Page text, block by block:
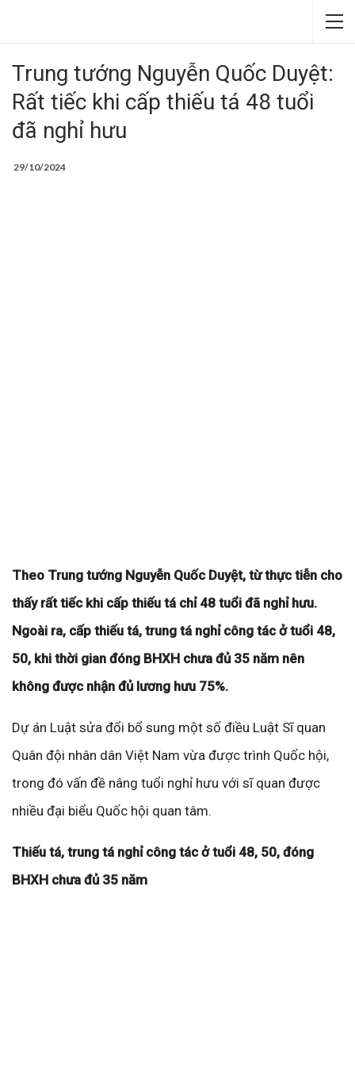
Trung tướng Nguyễn Quốc Duyệt:
Rất tiếc khi cấp thiếu tá 48 tuổi
đã nghỉ hưu
29/10/2024
Theo Trung tướng Nguyễn Quốc Duyệt, từ thực tiễn cho
thấy rất tiếc khi cấp thiếu tá chỉ 48 tuổi đã nghỉ hưu.
Ngoài ra, cấp thiếu tá, trung tá nghỉ công tác ở tuổi 48,
50, khi thời gian đóng BHXH chưa đủ 35 năm nên
không được nhận đủ lương hưu 75%.
Dự án Luật sửa đổi bổ sung một số điều Luật Sĩ quan
Quân đội nhân dân Việt Nam vừa được trình Quốc hội,
trong đó vấn đề nâng tuổi nghỉ hưu với sĩ quan được
nhiều đại biểu Quốc hội quan tâm.
Thiếu tá, trung tá nghỉ công tác ở tuổi 48, 50, đóng
BHXH chưa đủ 35 năm